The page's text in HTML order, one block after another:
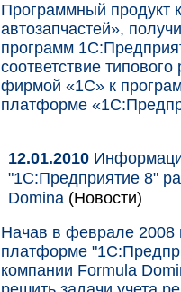
Программный продукт
автозапчастей»,
программ
соответствие
фирмой «1С» к
платформе
12.01.2010
"1С:Предприятие 8"
Domina (Новости)
Начав в феврале 2008
платформе
компании Formula